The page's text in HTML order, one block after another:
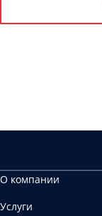
О компании
Услуги